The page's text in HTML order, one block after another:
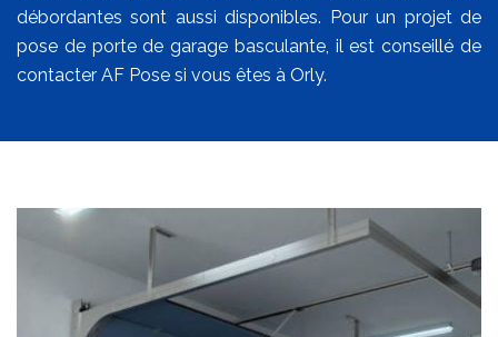
débordantes sont aussi disponibles. Pour un projet de
pose de porte de garage basculante, il est conseillé de
contacter AF Pose si vous êtes à Orly.